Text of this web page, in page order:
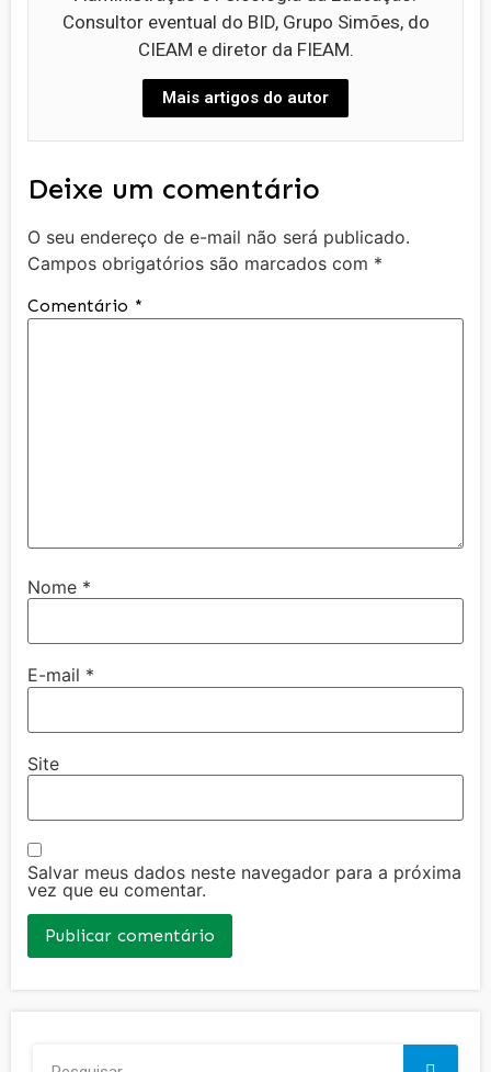
Consultor eventual do BID, Grupo Simões, do
CIEAM e diretor da FIEAM.
Mais artigos do autor
Deixe um comentário
O seu endereço de e-mail não será publicado.
Campos obrigatórios são marcados com *
Comentário *
Nome *
E-mail *
Site
Salvar meus dados neste navegador para a próxima
vez que eu comentar.